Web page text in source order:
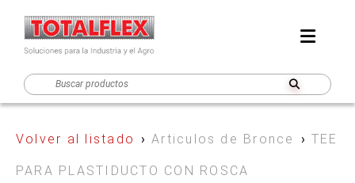
Volver al listado ›Articulos de Bronce › TEE
PARA PLASTIDUCTO CON ROSCA